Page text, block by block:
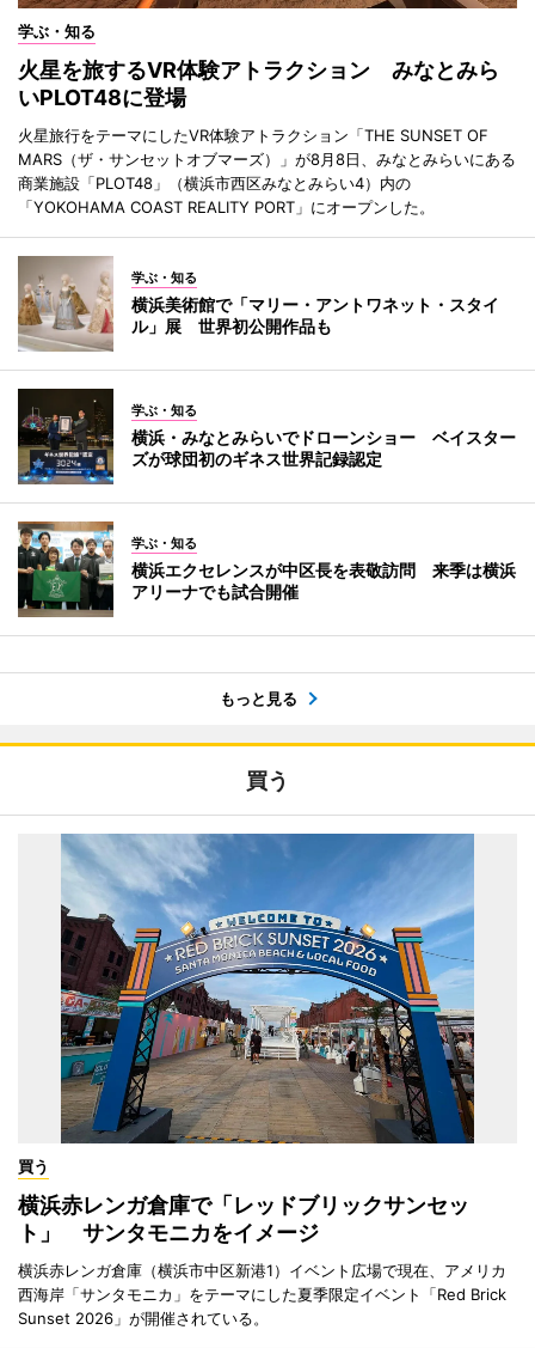
学ぶ・知る
火星を旅するVR体験アトラクション みなとみら
いPLOT48に登場
火星旅行をテーマにしたVR体験アトラクション「THE SUNSET OF
MARS（ザ・サンセットオブマーズ）」が8月8日、みなとみらいにある
商業施設「PLOT48」（横浜市西区みなとみらい4）内の
「YOKOHAMA COAST REALITY PORT」にオープンした。
学ぶ・知る
横浜美術館で「マリー・アントワネット・スタイ
ル」展 世界初公開作品も
学ぶ・知る
横浜・みなとみらいでドローンショー ベイスター
ズが球団初のギネス世界記録認定
学ぶ・知る
横浜エクセレンスが中区長を表敬訪問 来季は横浜
アリーナでも試合開催
もっと見る
買う
買う
横浜赤レンガ倉庫で「レッドブリックサンセッ
ト」 サンタモニカをイメージ
横浜赤レンガ倉庫（横浜市中区新港1）イベント広場で現在、アメリカ
西海岸「サンタモニカ」をテーマにした夏季限定イベント「Red Brick
Sunset 2026」が開催されている。